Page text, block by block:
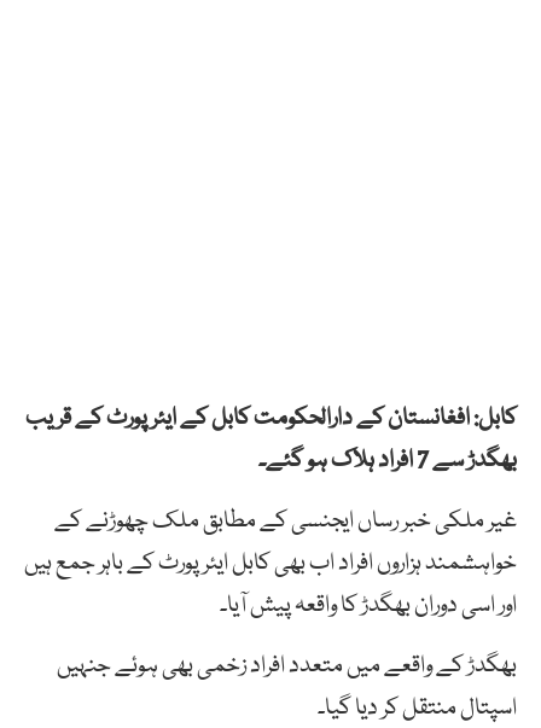
کابل: افغانستان کے دارالحکومت کابل کے ایئرپورٹ کے قریب
بھگدڑ سے 7 افراد ہلاک ہو گئے۔
غیر ملکی خبر رساں ایجنسی کے مطابق ملک چھوڑنے کے
خواہشمند ہزاروں افراد اب بھی کابل ایئرپورٹ کے باہر جمع ہیں
اور اسی دوران بھگدڑ کا واقعہ پیش آیا۔
بھگدڑ کے واقعے میں متعدد افراد زخمی بھی ہوئے جنہیں
اسپتال منتقل کر دیا گیا۔